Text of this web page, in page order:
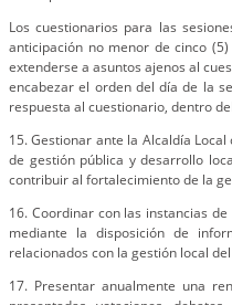
Los cuestionarios para las
anticipación no menor de cinco
extenderse a asuntos ajenos al
encabezar el orden del día de la
respuesta al cuestionario, dentro
15. Gestionar ante la Alcaldía
de gestión pública y desarrollo
contribuir al fortalecimiento de la
16. Coordinar con las instancias
mediante la disposición de
relacionados con la gestión local
17. Presentar anualmente una